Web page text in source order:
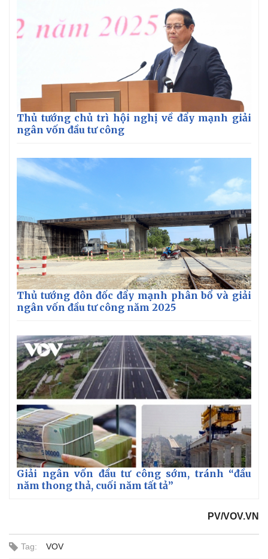
Lịch thi đấu bóng đá
Thế giới thể thao
Thủ tướng chủ trì hội nghị về đẩy mạnh giải
ngân vốn đầu tư công
Thủ tướng đôn đốc đẩy mạnh phân bổ và giải
ngân vốn đầu tư công năm 2025
Giải ngân vốn đầu tư công sớm, tránh “đầu
năm thong thả, cuối năm tất tả”
PV/VOV.VN
Tag: VOV